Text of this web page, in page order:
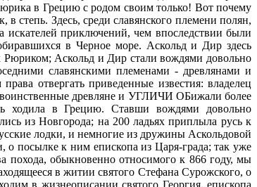
в Грецию с родом своим только! Вот почему
в степь. Здесь, среди славянского племени полян,
приключений, чем впоследствии были
в Черное море. Аскольд и Дир здесь
Рюриком; Аскольд и Дир стали вождями довольно
славянскими племенами - древлянами и
отвергать приведенные известия: владелец
воинственные древляне и УГЛИЧИ ОБижали более
ходила в Грецию. Ставши вождями довольно
из Новгорода; на 200 ладьях приплыла русь к
лодки, и немногие из дружины Аскольдовой
о посылке к ним епископа из Царя-града; так уже
похода, обыкновенно относимого к 866 году, мы
в житии святого Стефана Сурожского, о
в жизнеописании святого Георгия, епископа